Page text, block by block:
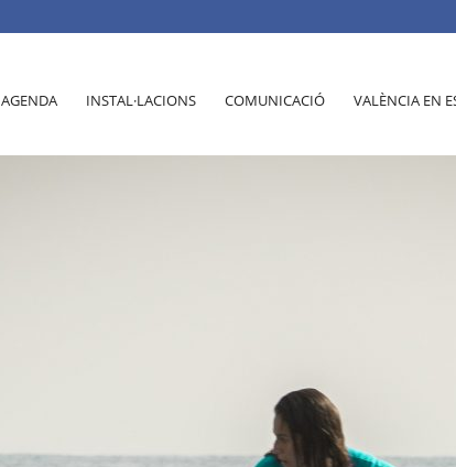
AGENDA INSTAL·LACIONS COMUNICACIÓ VALÈNCIA EN